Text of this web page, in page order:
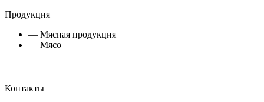
Продукция
— Мясная продукция
— Мясо
Контакты